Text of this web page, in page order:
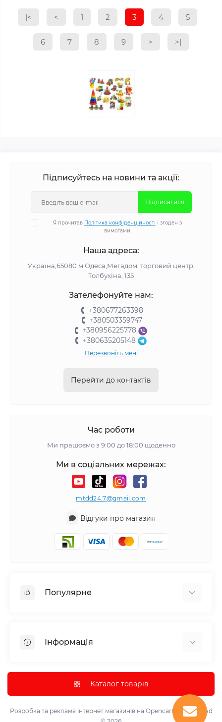
|< < 1 2 3 4 5
6 7 8 9 > >|
Підписуйтесь на новини та акції:
Підписатися
Я прочитав Політика конфіденційності і згоден з
вимогами
Наша адреса:
Україна,65080 м.Одеса,Мегадом, торговий центр,
Толбухіна, 135
Зателефонуйте нам:
+380677263398
+380503359747
+380956225778
+380635205148
Перезвоніть мені
Перейти до контактів
Час роботи
Ми працюємо з 9:00 до 18:00 щоденно
Ми в соціальних мережах:
mtdd24.7@gmail.com
Відгуки про магазин
Популярне
Все для автомобіля
Парасолька
Інструмент та обладнання
Лазерні проектори, світломузичні лампи та кулі.
Інформація
Доставка та оплата
Політика конфіденційності
Умови використання
Каталог товарів
Розробка та реклама інтернет магазинів на Opencart marketsklad